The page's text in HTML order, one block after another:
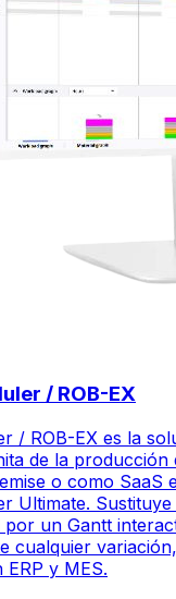
/ ROB-EX
/ ROB-EX es la
de la producción
o como SaaS
Ultimate.
por un Gantt
cualquier
y MES.